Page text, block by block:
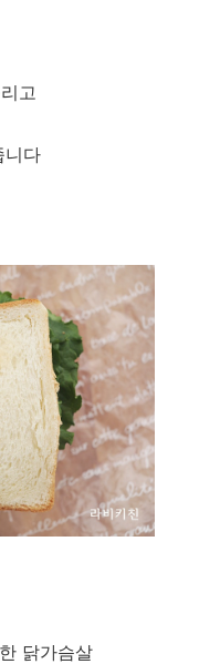
고
니다
닭가슴살